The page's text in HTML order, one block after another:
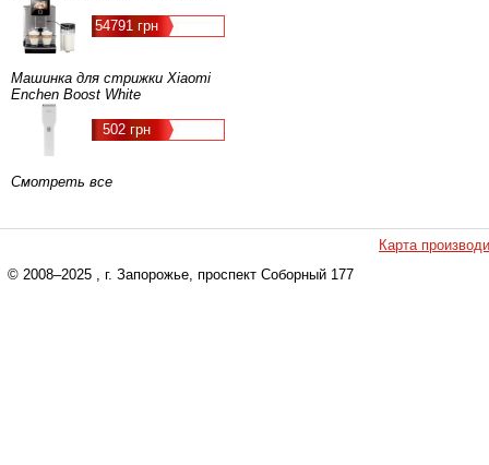
54791 грн
Машинка для стрижки Xiaomi
Enchen Boost White
502 грн
Смотреть все
Карта
© 2008–2025 , г. Запорожье, проспект Соборный 177